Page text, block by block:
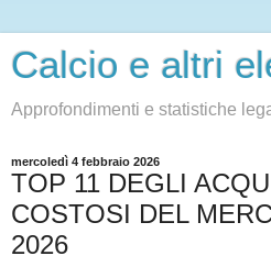
Calcio e altri
Approfondimenti e statistiche
mercoledì 4 febbraio 2026
TOP 11 DEGLI
COSTOSI DEL
2026